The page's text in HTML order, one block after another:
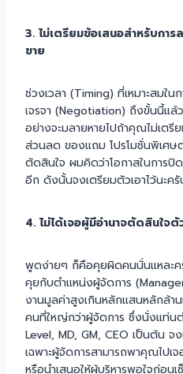
3. ไม่เตรียมข้อเสนอสำหรับกา
ขาย
ช่วงเวลา (Timing) ที่เหมาะสมใ
เจรจา (Negotiation) ถึงขั้นนี้แ
อย่างจะมลายหายไปถ้าคุณไม่เต
ส่วนลด ของแถม โปรโมชั่นพิเศษ
ตัดสินใจ ผมคิดว่าโอกาสในการปิ
อีก ดังนั้นจงเตรียมตัวเอาไว้นะครั
4. ไม่ได้เจอผู้มีอำนาจตัดสินใจตั
พูดง่ายๆ ก็คือคุยผิดคนนั่นแหละครั
คุยกับตำแหน่งผู้จัดการ
งานมูลค่าสูงเกินหลักแสนหลักล้า
คนที่ใหญ่กว่าผู้จัดการ ซึ่งนั่งแท่น
Level, MD, GM, CEO เป็นต้น จ
เฉพาะผู้จัดการสามารถพาคุณไปเ
หรือนำเสนอให้ผู้บริหารพอใจก่อ